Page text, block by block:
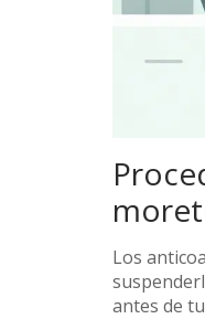
Los
antes de